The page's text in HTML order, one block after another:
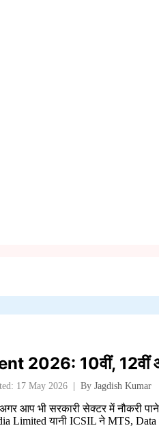
10वीं, 12वीं और
17 May 2026 | By Jagdish Kumar
अगर आप भी सरकारी सेक्टर में नौकरी
Limited यानी ICSILने MTS, Data